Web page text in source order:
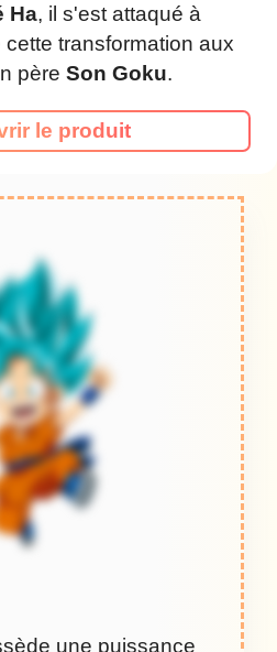
Ha, il s'est attaqué à
transformation aux
père Son Goku.
le produit
une puissance